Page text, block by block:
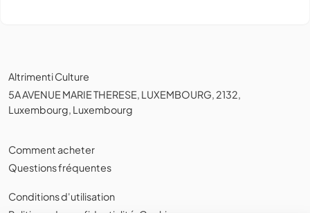
Altrimenti Culture
5A AVENUE MARIE THERESE, LUXEMBOURG, 2132,
Luxembourg, Luxembourg
Comment acheter
Questions fréquentes
Conditions d'utilisation